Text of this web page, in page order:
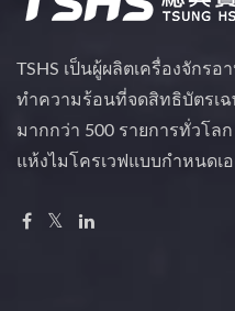
TSHS เป็นผู้ผลิตเครื่องจักร
ทำความร้อนที่จดสิทธิบัตรเ
มากกว่า 500 รายการทั่วโล
แห้งไมโครเวฟแบบกำหนดเอ